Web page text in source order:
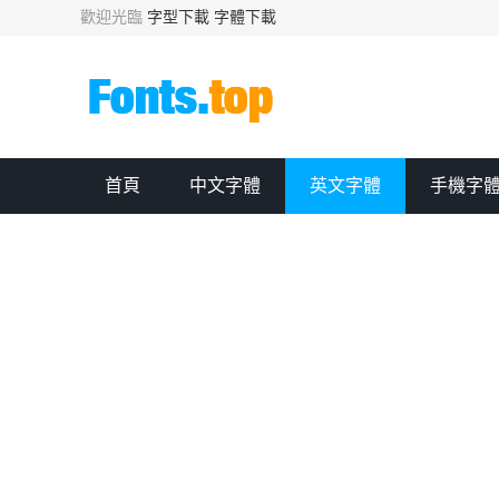
歡迎光臨 字型下載 字體下載
首頁 中文字體 英文字體 手機字